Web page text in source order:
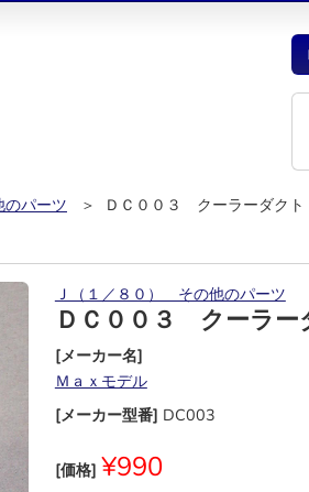
パーツ
＞ ＤＣ００３ クーラーダク
Ｊ（１／８０） その他のパーツ
ＤＣ００３ クーラ
[メーカー名]
Ｍａｘモデル
[メーカー型番] DC003
[価格] ¥990